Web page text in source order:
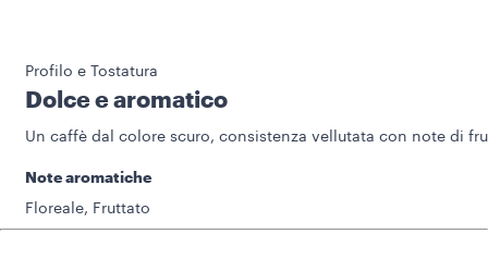
Profilo e Tostatura
Dolce e aromatico
Un caffè dal colore scuro, consistenza vellutata con note di
Note aromatiche
Floreale, Fruttato